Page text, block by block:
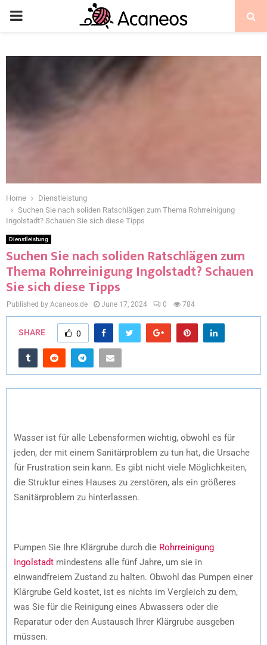
Home
Dienstleistung
Suchen Sie nach soliden Ratschlägen zum Thema Rohrreinigung
Ingolstadt? Schauen Sie sich diese Tipps
Dienstleistung
Suchen Sie nach soliden Ratschlägen zum
Thema Rohrreinigung Ingolstadt? Schauen
Sie sich diese Tipps
Published by Acaneos.de June 17, 2024 0 784
SHARE 0
Wasser ist für alle Lebensformen wichtig, obwohl es für
jeden, der mit einem Sanitärproblem zu tun hat, die Ursache
für Frustration sein kann. Es gibt nicht viele Möglichkeiten,
die Struktur eines Hauses zu zerstören, als ein größeres
Sanitärproblem zu hinterlassen.
Pumpen Sie Ihre Klärgrube durch die Rohrreinigung
Ingolstadt mindestens alle fünf Jahre, um sie in
einwandfreiem Zustand zu halten. Obwohl das Pumpen einer
Klärgrube Geld kostet, ist es nichts im Vergleich zu dem,
was Sie für die Reinigung eines Abwassers oder die
Reparatur oder den Austausch Ihrer Klärgrube ausgeben
müssen.